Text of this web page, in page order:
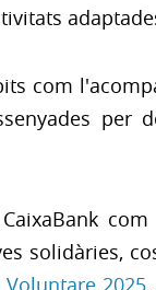
com
per
solidàries,
2025